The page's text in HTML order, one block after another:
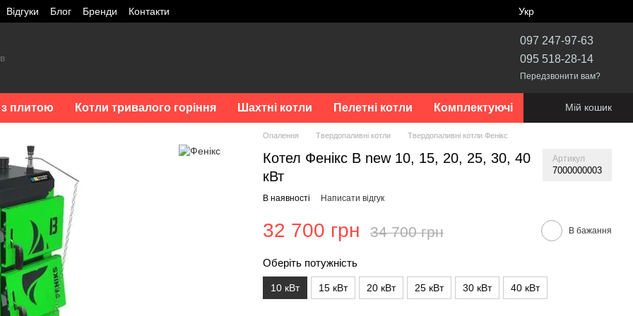
Відгуки Блог Бренди Контакти Укр
097 247-97-63
095 518-28-14
Передзвонити вам?
з плитою Котли тривалого горіння Шахтні котли Пелетні котли Комплектуючі Мій кошик
Опалення Твердопаливні котли Твердопаливні котли Фенікс
Котел Фенікс B new 10, 15, 20, 25, 30, 40
кВт
Артикул
7000000003
В наявності Написати відгук
32 700 грн 34 700 грн В бажання
Оберіть потужність
10 кВт 15 кВт 20 кВт 25 кВт 30 кВт 40 кВт